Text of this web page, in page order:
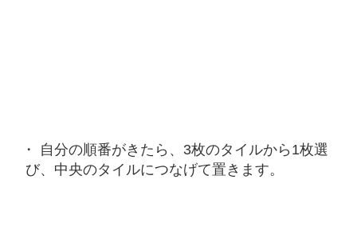
自分の順番がきたら、3枚のタイルから1枚選
び、中央のタイルにつなげて置きます。